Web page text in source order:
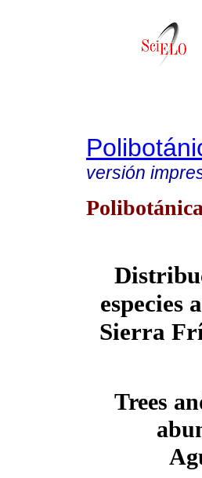
versión
especies
Sierra
Trees